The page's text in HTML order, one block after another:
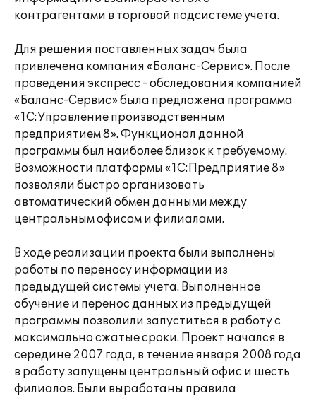
контрагентами в торговой подсистеме учета.
Для решения поставленных задач была
привлечена компания «Баланс-Сервис». После
проведения экспресс - обследования компанией
«Баланс-Сервис» была предложена программа
«1C:Управление производственным
предприятием 8». Функционал данной
программы был наиболее близок к требуемому.
Возможности платформы «1С:Предприятие 8»
позволяли быстро организовать
автоматический обмен данными между
центральным офисом и филиалами.
В ходе реализации проекта были выполнены
работы по переносу информации из
предыдущей системы учета. Выполненное
обучение и перенос данных из предыдущей
программы позволили запуститься в работу с
максимально сжатые сроки. Проект начался в
середине 2007 года, в течение января 2008 года
в работу запущены центральный офис и шесть
филиалов. Были выработаны правила